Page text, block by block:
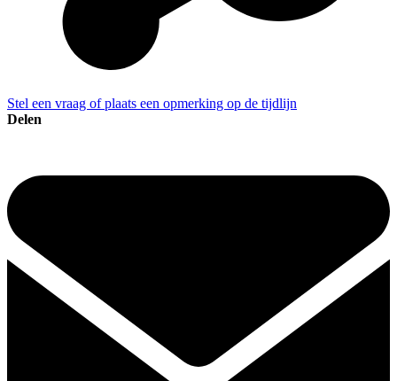
Stel een vraag of plaats een opmerking op de tijdlijn
Delen